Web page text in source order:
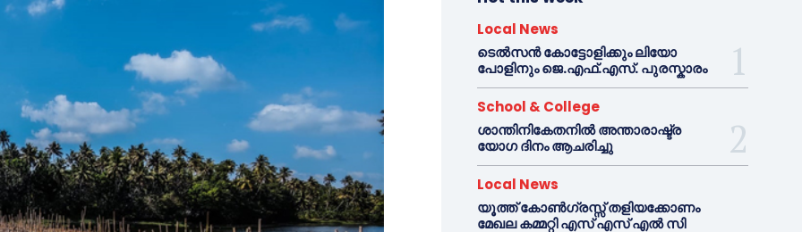
Local News
ടെൽസൻ കോട്ടോളിക്കും ലിയോ
പോളിനും ജെ.എഫ്.എസ്. പുരസ്കാരം
School & College
ശാന്തിനികേതനിൽ അന്താരാഷ്ട്ര
യോഗ ദിനം ആചരിച്ചു
Local News
യൂത്ത് കോൺഗ്രസ്സ് തളിയക്കോണം
മേഖല കമ്മറ്റി എസ് എസ് എൽ സി